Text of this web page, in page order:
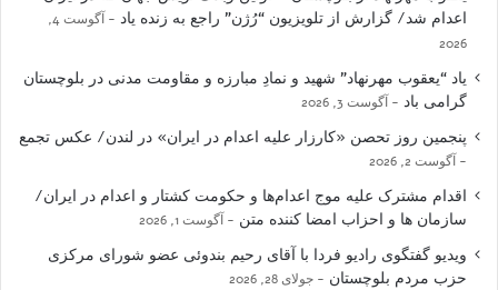
اعدام شد/ گزارش از تلویزیون “رُژن” راجع به زنده یاد
آگوست 4,
2026
یاد “یعقوب مهرنهاد” شهید و نمادِ مبارزه و مقاومت مدنی در بلوچستان
گرامی باد
آگوست 3, 2026
پنجمین روز تحصن «کارزار علیه اعدام در ایران» در لندن/ عکس تجمع
آگوست 2, 2026
اقدام مشترک علیه موج اعدام‌ها و حکومت کشتار و اعدام در ایران/
سازمان ها و احزاب امضا کننده متن
آگوست 1, 2026
ویدیو گفتگوی رادیو فردا با آقای رحیم بندوئی عضو شورای مرکزی
حزب مردم بلوچستان
جولای 28, 2026